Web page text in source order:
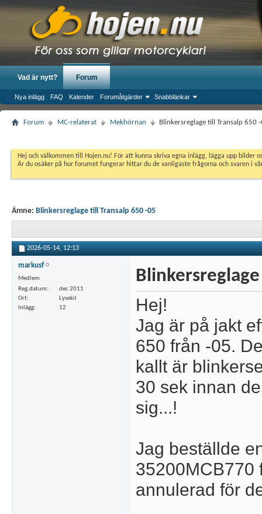
Vad är nytt? Forum
Nya inlägg FAQ Kalender Forumåtgärder Snabblänkar
Forum MC-relaterat Mekhörnan Blinkersreglage till Transalp 650
Hej och välkommen till Hojen.nu! För att kunna skriva egna inlägg, lägga upp
Är du osäker på hur forumet fungerar hittar du de vanligaste frågorna och svaren i
Ämne: Blinkersreglage till Transalp 650 -05
2026-05-14, 12:13
markusf
Medlem
Reg.datum
dec 2011
Ort
Lysekil
Inlägg
12
Hej!
Jag är på jakt
650 från -05.
kallt är
30 sek innan
sig...!
Jag beställde
35200MCB770
annulerad för